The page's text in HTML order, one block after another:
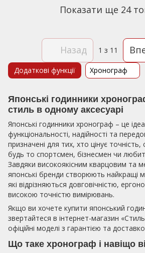
Показати ще 24
Назад 1 з 11
Японські годинники
стиль в одному аксесуарі
Японські годинники хронограф – це
функціональності, надійності та
призначені для тих, хто цінує точність,
будь то спортсмен, бізнесмен чи
Завдяки високоякісним кварцовим та
японські бренди створюють найкращі
які відрізняються довговічністю,
високою точністю вимірювань.
Якщо ви хочете купити японський
звертайтеся в інтернет-магазин
офіційні моделі з гарантією та
Що таке хронограф і навіщо
Додаткові функції Хронограф